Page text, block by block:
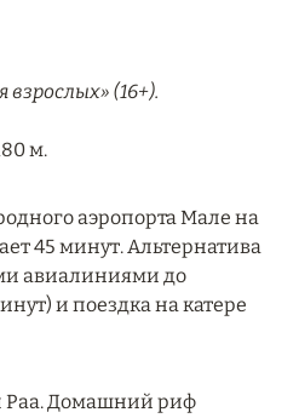
1
АРИ 6
(16+).
м.
аэропорта Мале на
45 минут. Альтернатива
авиалиниями до
и поездка на катере
Раа. Домашний риф